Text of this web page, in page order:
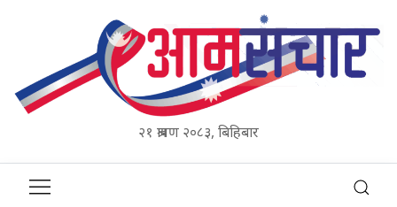
२१ श्रावण २०८३, बिहिबार